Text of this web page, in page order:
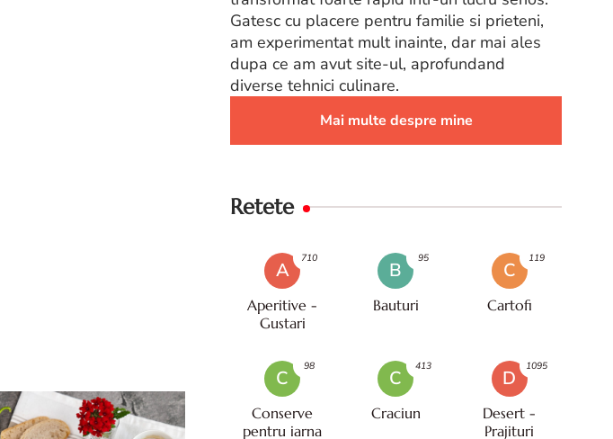
Gatesc cu placere pentru familie si prieteni,
am experimentat mult inainte, dar mai ales
dupa ce am avut site-ul, aprofundand
diverse tehnici culinare.
Mai multe despre mine
Retete
A
Aperitive -
Gustari
710
B
Bauturi
95
C
Cartofi
119
C
Conserve
pentru iarna
98
C
Craciun
413
D
Desert -
Prajituri
1095